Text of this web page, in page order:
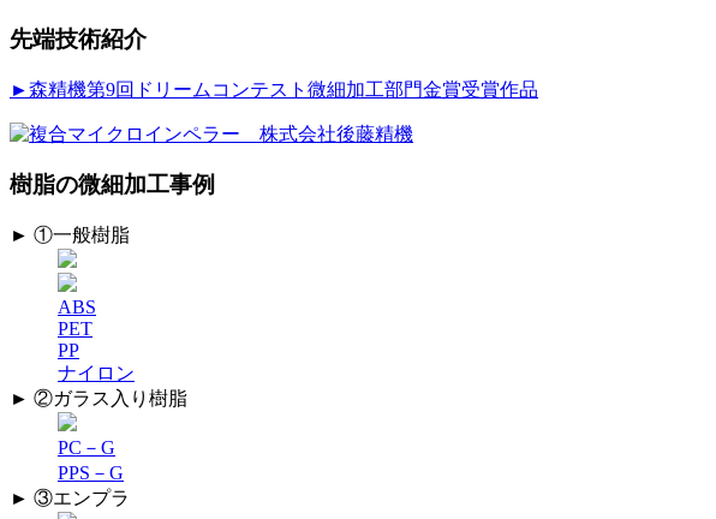
先端技術紹介
►森精機第9回ドリームコンテスト微細加工部門金賞受賞作品
樹脂の微細加工事例
► ①一般樹脂
ABS
PET
PP
ナイロン
► ②ガラス入り樹脂
PC－G
PPS－G
► ③エンプラ